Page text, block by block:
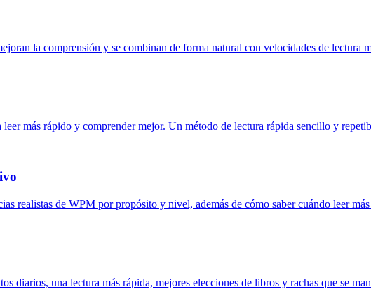
la comprensión y se combinan de forma natural con velocidades de lectura
más rápido y comprender mejor. Un método de lectura rápida sencillo y
realistas de WPM por propósito y nivel, además de cómo saber cuándo leer
diarios, una lectura más rápida, mejores elecciones de libros y rachas que se